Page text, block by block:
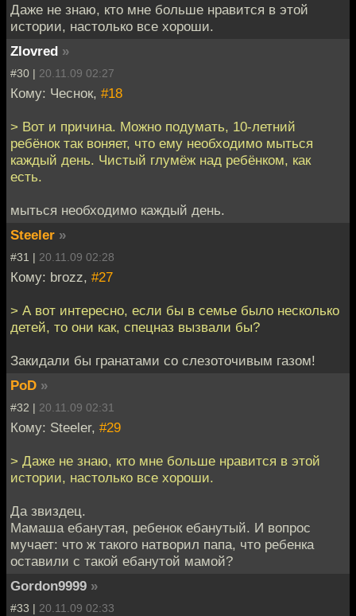
Даже не знаю, кто мне больше нравится в этой
истории, настолько все хороши.
Zlovred »
#30 | 20.11.09 02:27
Кому: Чеснок, #18
> Вот и причина. Можно подумать, 10-летний
ребёнок так воняет, что ему необходимо мыться
каждый день. Чистый глумёж над ребёнком, как
есть.
мыться необходимо каждый день.
Steeler »
#31 | 20.11.09 02:28
Кому: brozz, #27
> А вот интересно, если бы в семье было несколько
детей, то они как, спецназ вызвали бы?
Закидали бы гранатами со слезоточивым газом!
PoD »
#32 | 20.11.09 02:31
Кому: Steeler, #29
> Даже не знаю, кто мне больше нравится в этой
истории, настолько все хороши.
Да звиздец.
Мамаша ебанутая, ребенок ебанутый. И вопрос
мучает: что ж такого натворил папа, что ребенка
оставили с такой ебанутой мамой?
Gordon9999 »
#33 | 20.11.09 02:33